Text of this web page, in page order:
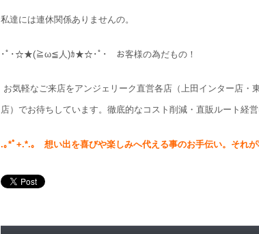
私達には連休関係ありませんの。
･ﾟ･☆★(≧ω≦人)ｶ★☆･ﾟ･ お客様の為だもの！
お気軽なご来店をアンジェリーク直営各店（上田インター店
店）でお待ちしています。徹底的なコスト削減・直販ルート経
.｡*ﾟ+.*.｡ 想い出を喜びや楽しみへ代える事のお手伝い。 それ